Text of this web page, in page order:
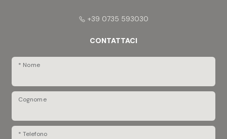
+39 0735 593030
CONTATTACI
* Nome
Cognome
* Telefono